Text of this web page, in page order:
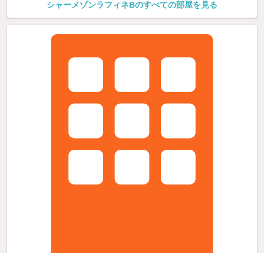
シャーメゾンラフィネBのすべての部屋を見る